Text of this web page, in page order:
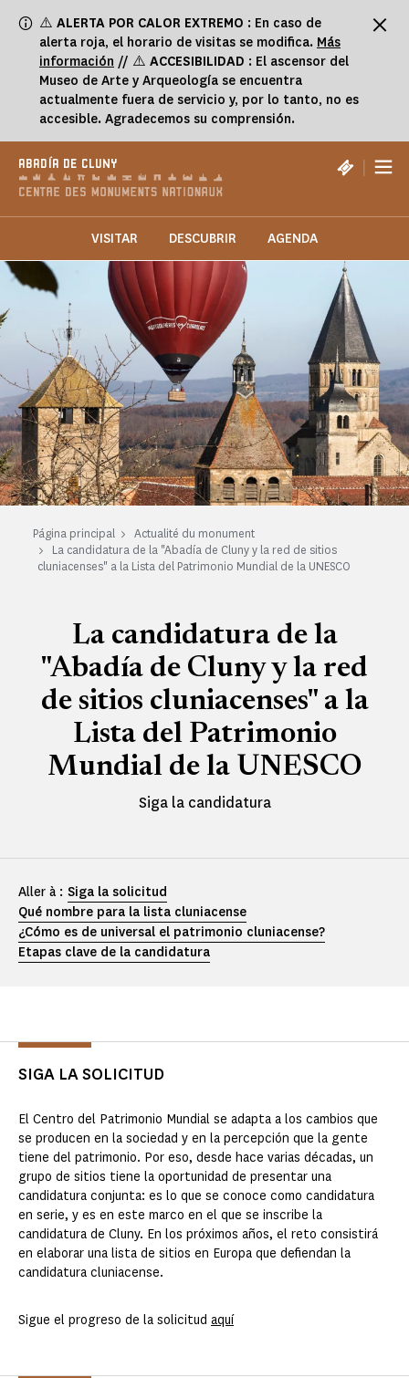
⚠️ ALERTA POR CALOR EXTREMO : En caso de
alerta roja, el horario de visitas se modifica. Más
información // ⚠️ ACCESIBILIDAD : El ascensor del
Museo de Arte y Arqueología se encuentra
actualmente fuera de servicio y, por lo tanto, no es
accesible. Agradecemos su comprensión.
ABADÍA DE CLUNY |
VISITAR DESCUBRIR AGENDA
Página principal
Actualité du monument
La candidatura de la "Abadía de Cluny y la red de sitios
cluniacenses" a la Lista del Patrimonio Mundial de la UNESCO
La candidatura de la
"Abadía de Cluny y la red
de sitios cluniacenses" a la
Lista del Patrimonio
Mundial de la UNESCO
Siga la candidatura
Aller à : Siga la solicitud
Qué nombre para la lista cluniacense
¿Cómo es de universal el patrimonio cluniacense?
Etapas clave de la candidatura
SIGA LA SOLICITUD
El Centro del Patrimonio Mundial se adapta a los cambios que
se producen en la sociedad y en la percepción que la gente
tiene del patrimonio. Por eso, desde hace varias décadas, un
grupo de sitios tiene la oportunidad de presentar una
candidatura conjunta: es lo que se conoce como candidatura
en serie, y es en este marco en el que se inscribe la
candidatura de Cluny. En los próximos años, el reto consistirá
en elaborar una lista de sitios en Europa que defiendan la
candidatura cluniacense.
Sigue el progreso de la solicitud aquí